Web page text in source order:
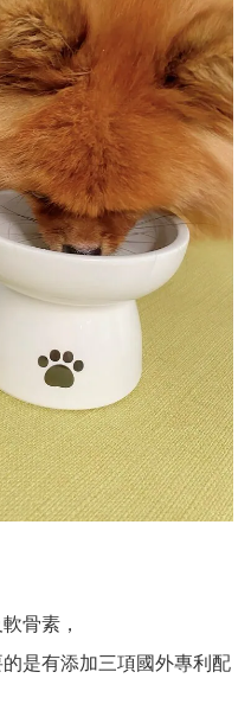
骨素，
是有添加三項國外專利配